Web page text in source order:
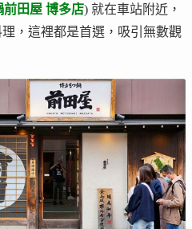
前田屋 博多店) 就在車站附近，
，這裡都是首選，吸引無數觀